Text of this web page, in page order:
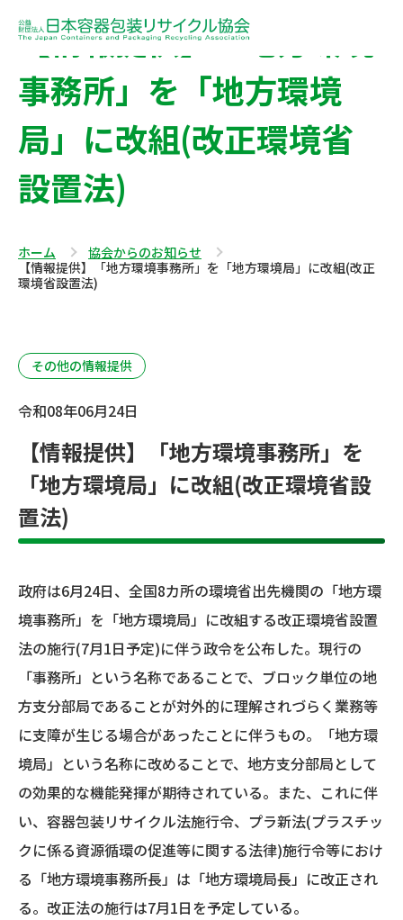
【情報提供】「地方環境
事務所」を「地方環境
局」に改組(改正環境省
設置法)
ホーム
協会からのお知らせ
【情報提供】「地方環境事務所」を「地方環境局」に改組(改正
環境省設置法)
その他の情報提供
令和08年06月24日
【情報提供】「地方環境事務所」を
「地方環境局」に改組(改正環境省設
置法)
政府は6月24日、全国8カ所の環境省出先機関の「地方環
境事務所」を「地方環境局」に改組する改正環境省設置
法の施行(7月1日予定)に伴う政令を公布した。現行の
「事務所」という名称であることで、ブロック単位の地
方支分部局であることが対外的に理解されづらく業務等
に支障が生じる場合があったことに伴うもの。「地方環
境局」という名称に改めることで、地方支分部局として
の効果的な機能発揮が期待されている。また、これに伴
い、容器包装リサイクル法施行令、プラ新法(プラスチッ
クに係る資源循環の促進等に関する法律)施行令等におけ
る「地方環境事務所長」は「地方環境局長」に改正され
る。改正法の施行は7月1日を予定している。